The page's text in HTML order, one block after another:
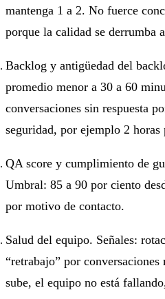
mantenga 1 a 2. No fuerce
porque la calidad se derrumba
Backlog y antigüedad del
promedio menor a 30 a 60
conversaciones sin respuesta
seguridad, por ejemplo 2 horas
QA score y cumplimiento de
Umbral: 85 a 90 por ciento
por motivo de contacto.
Salud del equipo. Señales:
“retrabajo” por
sube, el equipo no está